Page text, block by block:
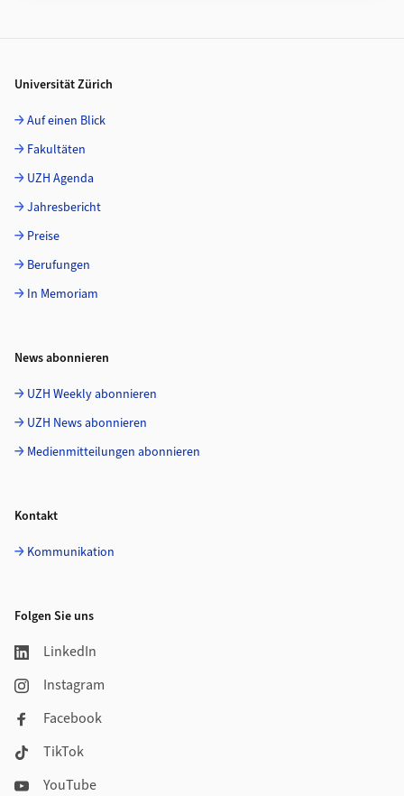
Universität Zürich
Auf einen Blick
Fakultäten
UZH Agenda
Jahresbericht
Preise
Berufungen
In Memoriam
News abonnieren
UZH Weekly abonnieren
UZH News abonnieren
Medienmitteilungen abonnieren
Kontakt
Kommunikation
Folgen Sie uns
LinkedIn
Instagram
Facebook
TikTok
YouTube